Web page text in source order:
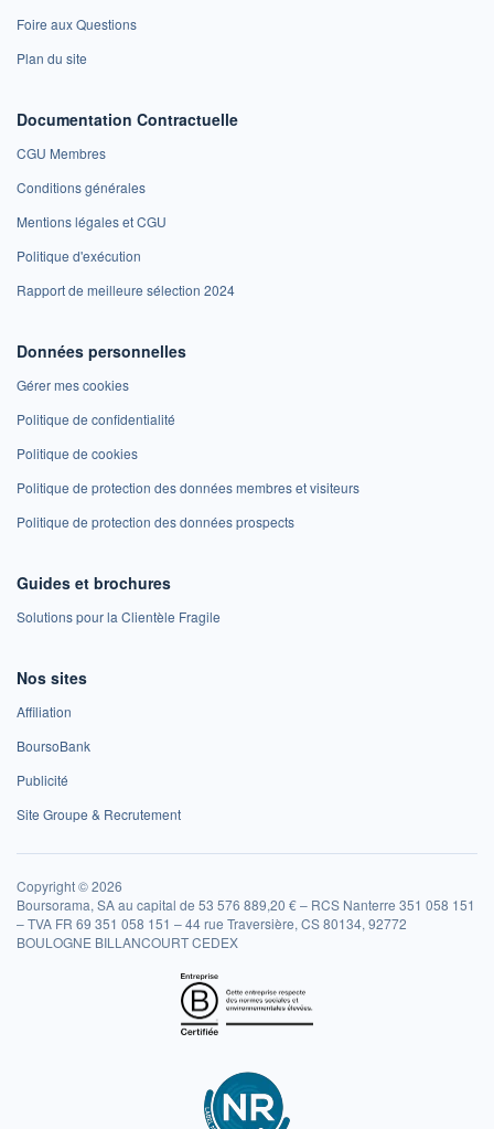
Foire aux Questions
Plan du site
Documentation Contractuelle
CGU Membres
Conditions générales
Mentions légales et CGU
Politique d'exécution
Rapport de meilleure sélection 2024
Données personnelles
Gérer mes cookies
Politique de confidentialité
Politique de cookies
Politique de protection des données membres et visiteurs
Politique de protection des données prospects
Guides et brochures
Solutions pour la Clientèle Fragile
Nos sites
Affiliation
BoursoBank
Publicité
Site Groupe & Recrutement
Copyright © 2026
Boursorama, SA au capital de 53 576 889,20 € – RCS Nanterre 351 058 151
– TVA FR 69 351 058 151 – 44 rue Traversière, CS 80134, 92772
BOULOGNE BILLANCOURT CEDEX